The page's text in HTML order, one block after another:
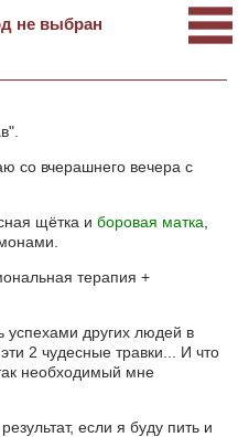
не выбран
со вчерашнего вечера с
щётка и боровая матка
терапия +
успехами других людей в
2 чудесные травки... И что
необходимый мне
если я буду пить и